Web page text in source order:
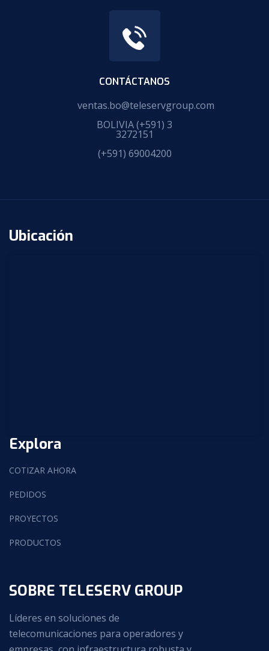
CONTÁCTANOS
ventas.bo@teleservgroup.com
BOLIVIA(+591) 3
3272151
(+591) 69004200
SOBRE TELESERV GROUP
Líderes en soluciones de
telecomunicaciones para operadores y
Explora
COTIZAR AHORA
PEDIDOS
PROYECTOS
PRODUCTOS
Ubicación